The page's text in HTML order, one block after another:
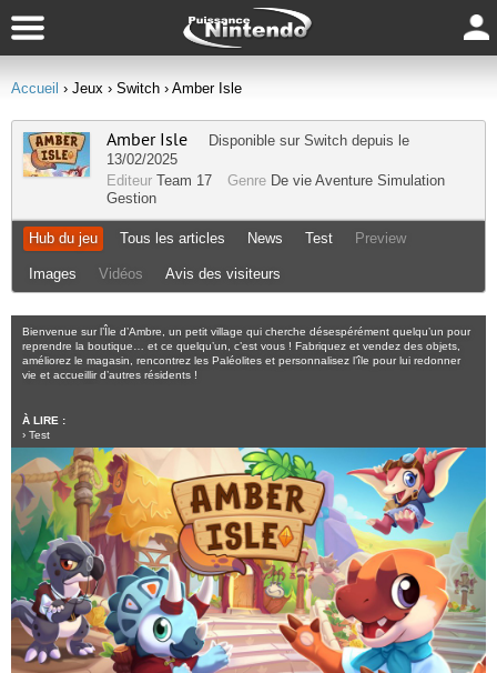
Accueil › Jeux › Switch › Amber Isle
Amber Isle Disponible sur Switch depuis le
13/02/2025
Editeur Team 17 Genre De vie Aventure Simulation
Gestion
Hub du jeu Tous les articles News Test Preview
Images Vidéos Avis des visiteurs
Bienvenue sur l’Île d’Ambre, un petit village qui cherche désespérément quelqu’un pour
reprendre la boutique… et ce quelqu’un, c’est vous ! Fabriquez et vendez des objets,
améliorez le magasin, rencontrez les Paléolites et personnalisez l’île pour lui redonner
vie et accueillir d’autres résidents !
À LIRE :
› Test